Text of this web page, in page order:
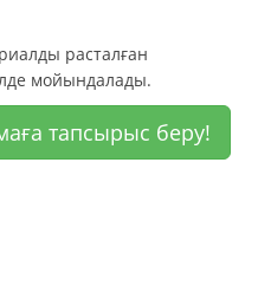
расталған
мойындалады.
тапсырыс беру!